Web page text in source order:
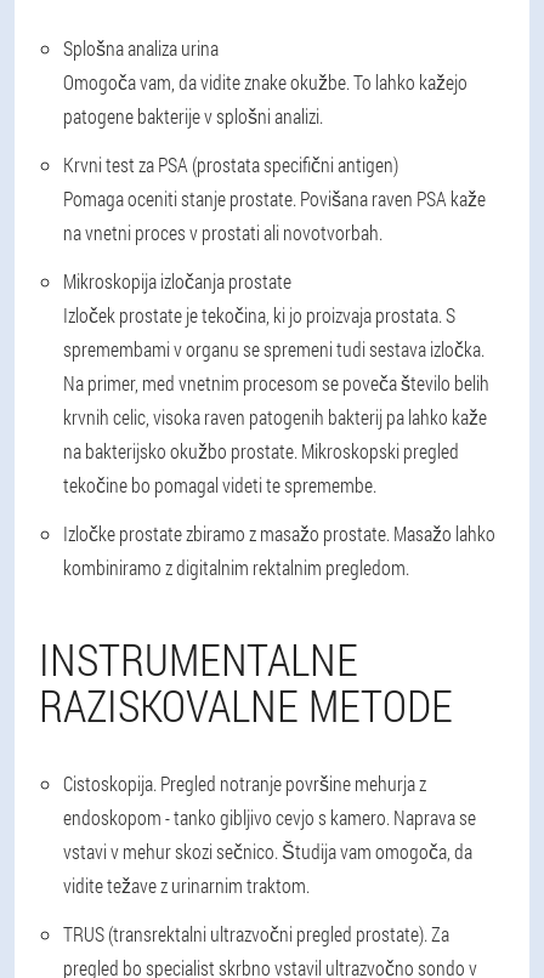
Splošna analiza urina
Omogoča vam, da vidite znake okužbe. To lahko kažejo
patogene bakterije v splošni analizi.
Krvni test za PSA (prostata specifični antigen)
Pomaga oceniti stanje prostate. Povišana raven PSA kaže
na vnetni proces v prostati ali novotvorbah.
Mikroskopija izločanja prostate
Izloček prostate je tekočina, ki jo proizvaja prostata. S
spremembami v organu se spremeni tudi sestava izločka.
Na primer, med vnetnim procesom se poveča število belih
krvnih celic, visoka raven patogenih bakterij pa lahko kaže
na bakterijsko okužbo prostate. Mikroskopski pregled
tekočine bo pomagal videti te spremembe.
Izločke prostate zbiramo z masažo prostate. Masažo lahko
kombiniramo z digitalnim rektalnim pregledom.
INSTRUMENTALNE
RAZISKOVALNE METODE
Cistoskopija. Pregled notranje površine mehurja z
endoskopom - tanko gibljivo cevjo s kamero. Naprava se
vstavi v mehur skozi sečnico. Študija vam omogoča, da
vidite težave z urinarnim traktom.
TRUS (transrektalni ultrazvočni pregled prostate). Za
pregled bo specialist skrbno vstavil ultrazvočno sondo v